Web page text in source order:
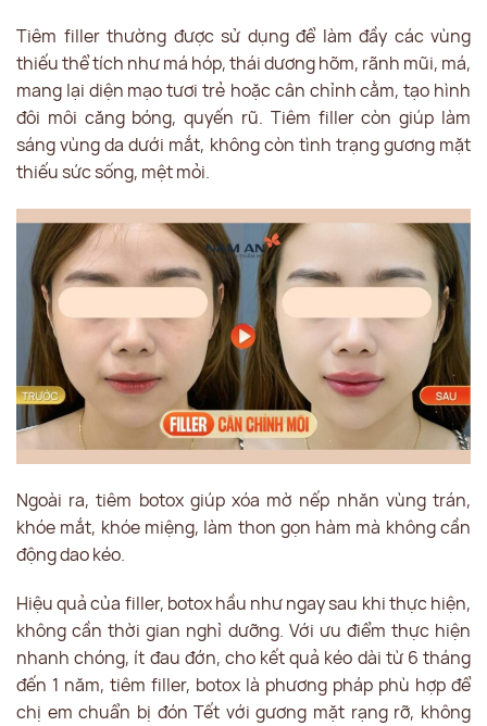
Tiêm filler thường được sử dụng để làm đầy các vùng
thiếu thể tích như má hóp, thái dương hõm, rãnh mũi, má,
mang lại diện mạo tươi trẻ hoặc cân chỉnh cằm, tạo hình
đôi môi căng bóng, quyến rũ. Tiêm filler còn giúp làm
sáng vùng da dưới mắt, không còn tình trạng gương mặt
thiếu sức sống, mệt mỏi.
Ngoài ra, tiêm botox giúp xóa mờ nếp nhăn vùng trán,
khóe mắt, khóe miệng, làm thon gọn hàm mà không cần
động dao kéo.
Hiệu quả của filler, botox hầu như ngay sau khi thực hiện,
không cần thời gian nghỉ dưỡng. Với ưu điểm thực hiện
nhanh chóng, ít đau đớn, cho kết quả kéo dài từ 6 tháng
đến 1 năm, tiêm filler, botox là phương pháp phù hợp để
chị em chuẩn bị đón Tết với gương mặt rạng rỡ, không